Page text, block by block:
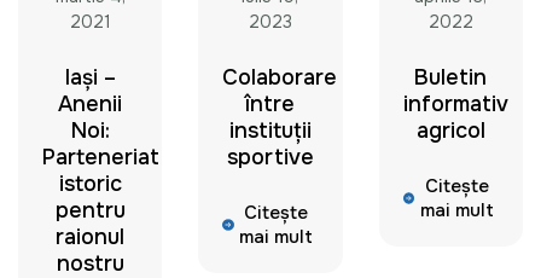
2021
Iași –
Anenii
Noi:
Parteneriat
istoric
pentru
raionul
nostru
2023
Colaborare
între
instituții
sportive
Citește
mai mult
2022
Buletin
informativ
agricol
Citește
mai mult